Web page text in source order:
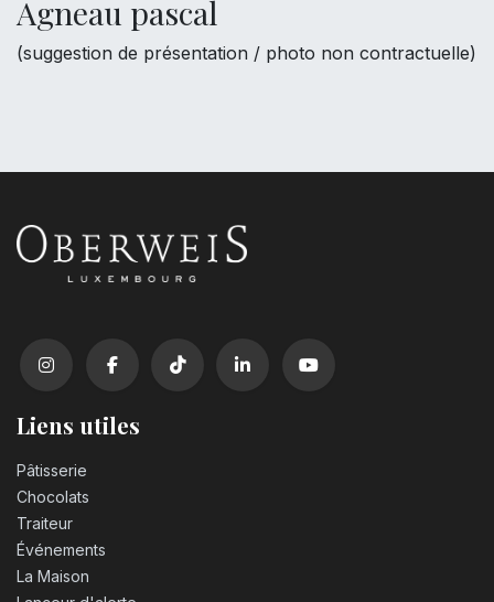
Agneau pascal
(suggestion de présentation / photo non contractuelle)
Liens utiles
Pâtisserie
Chocolats
Traiteur
Événements
La Maison